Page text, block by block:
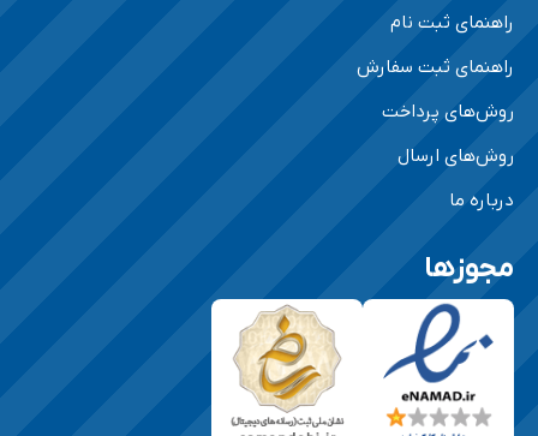
راهنمای ثبت نام
راهنمای ثبت سفارش
روش‌های پرداخت
روش‌های ارسال
درباره ما
مجوزها